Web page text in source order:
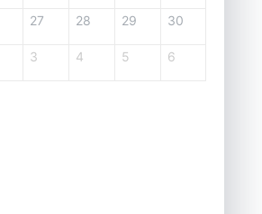
27 28 29 30
3 4 5 6